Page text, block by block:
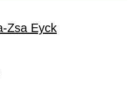
Zsa Eyck